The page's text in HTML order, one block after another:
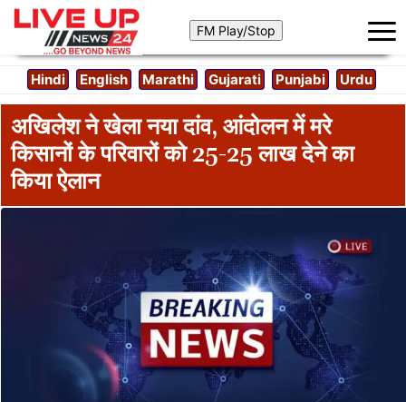
Hindi English Marathi Gujarati Punjabi Urdu
अखिलेश ने खेला नया दांव, आंदोलन में मरे
किसानों के परिवारों को 25-25 लाख देने का
किया ऐलान